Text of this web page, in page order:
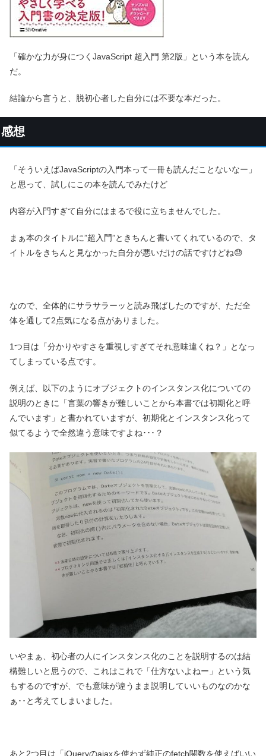
「確かな力が身につくJavaScript 超入門 第2版」という本を読ん
だ。
結論から言うと、脱初心者した自分には不要な本だった。
感想
「そういえばJavaScriptの入門本って一冊も読んだことないなー」
と思って、試しにこの本を読んでみたけど
内容が入門すぎて自分にはまるで役に立ちませんでした。
まぁ本のタイトルに”超入門”ときちんと書いてくれているので、タ
イトルをきちんと見なかった自分が悪いだけの話ですけどね😓
なので、全体的にサラサラーッと読み飛ばしたのですが、ただ全
体を通して2点気になる点がありました。
1つ目は「分かりやすさを重視しすぎてそれ意味違くね？」となっ
てしまっている点です。
例えば、以下のようにオブジェクトのインスタンス化についての
説明のときに「言葉の響きが難しいことから本書では初期化と呼
んでいます」と書かれていますが、初期化とインスタンス化って
似てるようで全然違う意味ですよね･･･？
いやまぁ、初心者の人にインスタンス化のことを説明するのは結
構難しいと思うので、これはこれで「仕方ないよねー」という気
もするのですが、でも意味が違うまま説明していいものなのかな
ぁ･･と考えてしまいました。
あと2つ目は「jQueryのajaxを使わず純正のfetch関数を使えばいい